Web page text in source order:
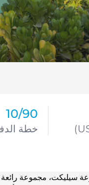
10/90
خطة
سيليكت، مجموعة رائعة